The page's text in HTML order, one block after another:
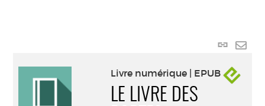
Lien
Livre numérique | EPUB
LE LIVRE DES